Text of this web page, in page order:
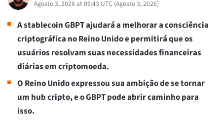
Agosto 3, 2026 at 09:43 UTC (Agosto 3, 2026)
A stablecoin GBPT ajudará a melhorar a consciência
criptográfica no Reino Unido e permitirá que os
usuários resolvam suas necessidades financeiras
diárias em criptomoeda.
O Reino Unido expressou sua ambição de se tornar
um hub cripto, e o GBPT pode abrir caminho para
isso.